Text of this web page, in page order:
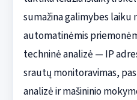
sumažina galimybes
automatinėmis
techninė analizė — IP
srautų monitoravimas,
analizė ir mašininio